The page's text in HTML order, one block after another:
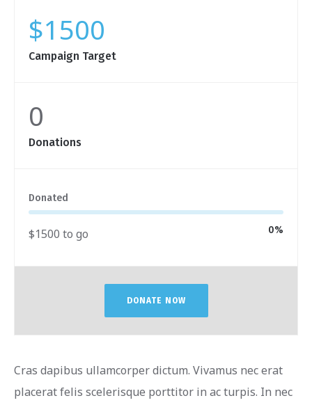
$1500
Campaign Target
0
Donations
0%
Donated
$1500 to go
DONATE NOW
Cras dapibus ullamcorper dictum. Vivamus nec erat
placerat felis scelerisque porttitor in ac turpis. In nec